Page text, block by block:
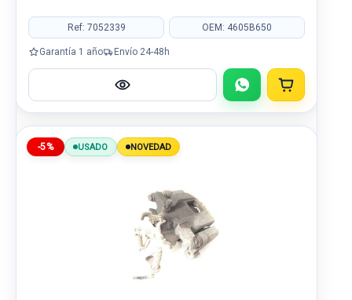
Ref: 7052339 OEM: 4605B650
Garantía 1 año Envío 24-48h
-5% USADO NOVEDAD